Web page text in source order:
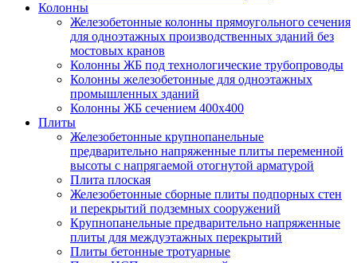
Колонны
Железобетонные колонны прямоугольного сечения
для одноэтажных производственных зданий без
мостовых кранов
Колонны ЖБ под технологические трубопроводы
Колонны железобетонные для одноэтажных
промышленных зданий
Колонны ЖБ сечением 400х400
Плиты
Железобетонные крупнопанельные
предварительно напряженные плиты переменной
высоты с напрягаемой отогнутой арматурой
Плита плоская
Железобетонные сборные плиты подпорных стен
и перекрытий подземных сооружений
Крупнопанельные предварительно напряженные
плиты для междуэтажных перекрытий
Плиты бетонные тротуарные